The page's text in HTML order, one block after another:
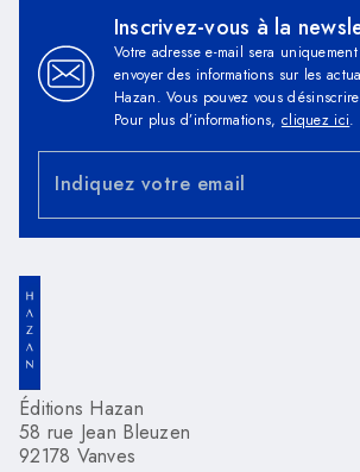
Inscrivez-vous à la
Votre adresse e-mail sera
envoyer des informations sur les
Hazan. Vous pouvez vous
Pour plus d’informations, cliquez ici.
Indiquez votre email
Éditions Hazan
58 rue Jean Bleuzen
92178 Vanves